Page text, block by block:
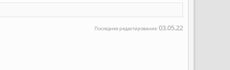
Последнее редактирование:03.05.22